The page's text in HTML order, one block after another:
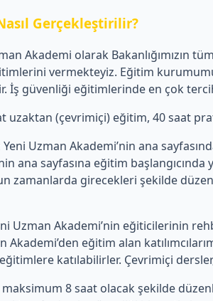
Gerçekleştirilir?
Akademi olarak Bakanlığımızın
vermekteyiz. Eğitim
İş güvenliği eğitimlerinde en çok
uzaktan (çevrimiçi) eğitim, 40 saat
Uzman Akademi’nin ana
ana sayfasına eğitim
zamanlarda girecekleri şekilde
Uzman Akademi’nin eğiticilerinin
eğitim alan
katılabilirler. Çevrimiçi
8 saat olacak şekilde